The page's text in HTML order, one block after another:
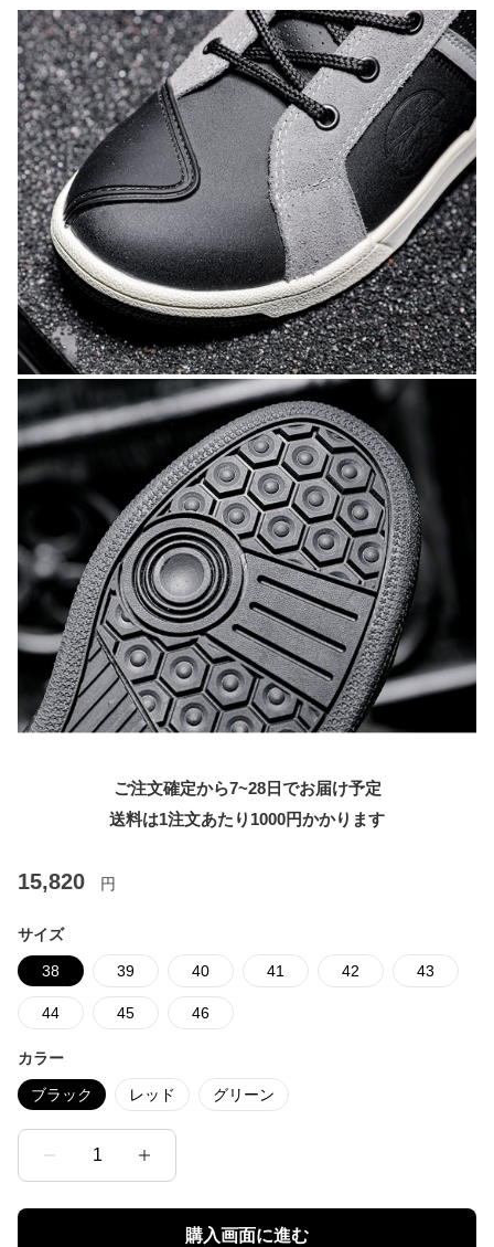
ご注文確定から7~28日でお届け予定
送料は1注文あたり 1000円かかります
15,820 円
サイズ
38 39 40 41 42 43
44 45 46
カラー
ブラック レッド グリーン
1
購入画面に進む